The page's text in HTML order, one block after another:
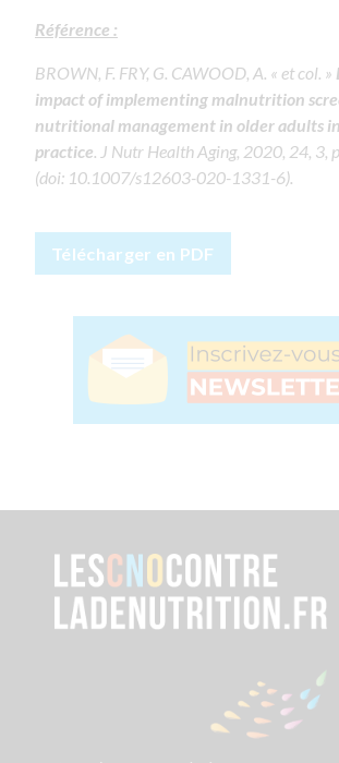
Référence :
BROWN, F. FRY, G. CAWOOD, A. « et col. »
impact of implementing malnutrition
nutritional management in older adults
practice. J Nutr Health Aging, 2020, 24, 3,
(doi: 10.1007/s12603-020-1331-6).
Télécharger en PDF